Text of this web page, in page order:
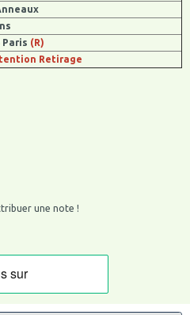
Paris (R)
Retirage
une note !